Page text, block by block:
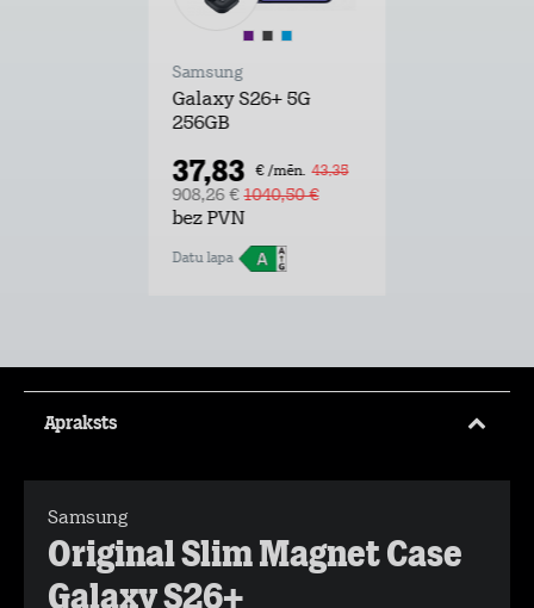
Samsung
Galaxy S26+ 5G
256GB
37,83 € /mēn. 43,35
908,26 €1040,50 €
bez PVN
Datu lapa
Apraksts
Samsung
Original Slim Magnet Case
Galaxy S26+